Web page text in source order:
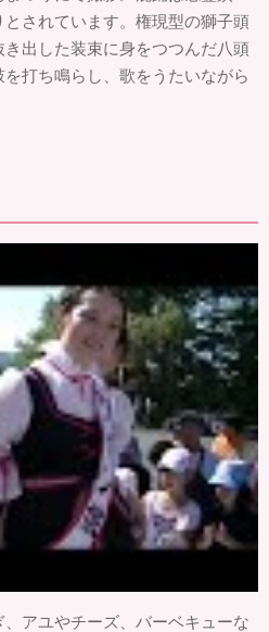
されています。権現型の獅子頭
出した装束に身をつつんだ八頭
打ち鳴らし、歌をうたいながら
アユやチーズ、バーベキューな